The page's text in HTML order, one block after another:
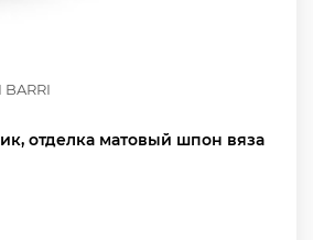
отделка матовый шпон вяза